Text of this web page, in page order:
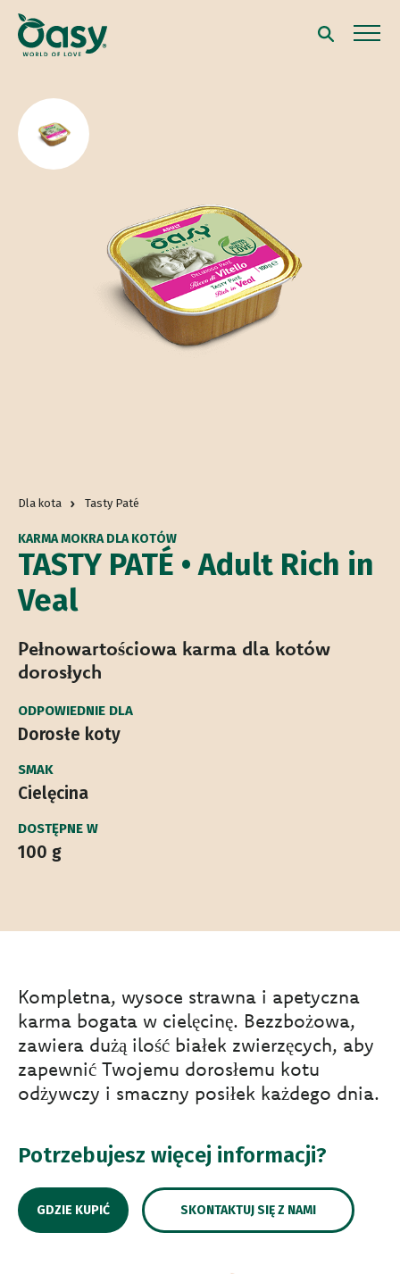
Dla kota Tasty Paté
TASTY PATÉ • Adult Rich in
Veal
KARMA MOKRA DLA KOTÓW
Pełnowartościowa karma dla kotów
dorosłych
ODPOWIEDNIE DLA
Dorosłe koty
SMAK
Cielęcina
DOSTĘPNE W
100 g
Kompletna, wysoce strawna i apetyczna
karma bogata w cielęcinę. Bezzbożowa,
zawiera dużą ilość białek zwierzęcych, aby
zapewnić Twojemu dorosłemu kotu
odżywczy i smaczny posiłek każdego dnia.
Potrzebujesz więcej informacji?
GDZIE KUPIĆ SKONTAKTUJ SIĘ Z NAMI